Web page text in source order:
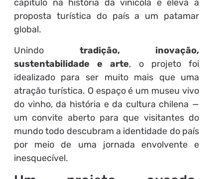
capítulo na história da vinícola e eleva a
proposta turística do país a um patamar
global.
Unindo tradição, inovação,
sustentabilidade e arte, o projeto foi
idealizado para ser muito mais que uma
atração turística. O espaço é um museu vivo
do vinho, da história e da cultura chilena —
um convite aberto para que visitantes do
mundo todo descubram a identidade do país
por meio de uma jornada envolvente e
inesquecível.